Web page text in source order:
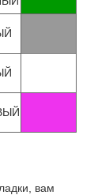
вам